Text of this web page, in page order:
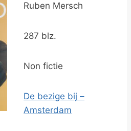
Ruben Mersch
287 blz.
Non fictie
De bezige bij –
Amsterdam